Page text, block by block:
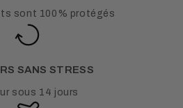
sont 100% protégés
SANS STRESS
sous 14 jours